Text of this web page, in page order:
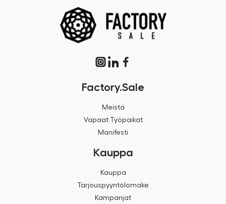
Factory.Sale
Meistä
Vapaat Työpaikat
Manifesti
Kauppa
Kauppa
Tarjouspyyntölomake
Kampanjat